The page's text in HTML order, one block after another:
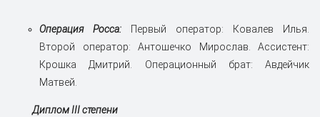
Операция Росса: Первый оператор: Ковалев Илья.
Второй оператор: Антошечко Мирослав. Ассистент:
Крошка Дмитрий. Операционный брат: Авдейчик
Матвей.
Диплом III степени